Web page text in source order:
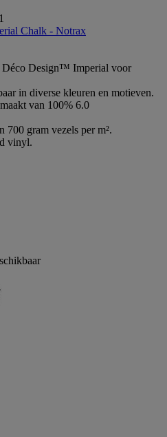
Chalk - Notrax
Déco Design™ Imperial voor
in diverse kleuren en motieven.
van 100% 6.0
700 gram vezels per m².
vinyl.